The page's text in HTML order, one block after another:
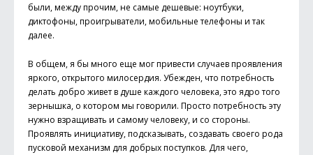
были, между прочим, не самые дешевые: ноутбуки,
диктофоны, проигрыватели, мобильные телефоны и так
далее.
В общем, я бы много еще мог привести случаев проявления
яркого, открытого милосердия. Убежден, что потребность
делать добро живет в душе каждого человека, это ядро того
зернышка, о котором мы говорили. Просто потребность эту
нужно взращивать и самому человеку, и со стороны.
Проявлять инициативу, подсказывать, создавать своего рода
пусковой механизм для добрых поступков. Для чего,